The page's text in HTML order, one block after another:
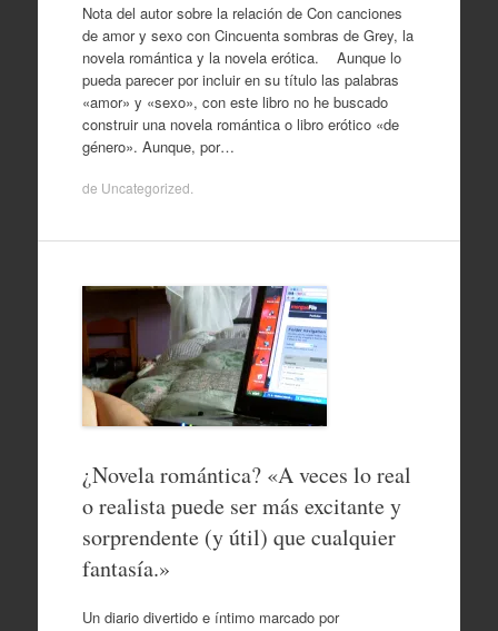
Nota del autor sobre la relación de Con canciones
de amor y sexo con Cincuenta sombras de Grey, la
novela romántica y la novela erótica. Aunque lo
pueda parecer por incluir en su título las palabras
«amor» y «sexo», con este libro no he buscado
construir una novela romántica o libro erótico «de
género». Aunque, por…
de Uncategorized
¿Novela romántica? «A veces lo real
o realista puede ser más excitante y
sorprendente (y útil) que cualquier
fantasía.»
Un diario divertido e íntimo marcado por